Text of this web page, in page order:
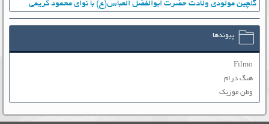
گلچین مولودی ولادت حضرت ابوالفضل العباس(ع) با نوای محمود کریمی
پیوندها
Filmo
هنگ درام
وطن موزیک